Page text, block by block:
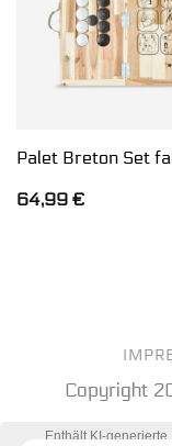
Palet Breton Set
64,99 €
Copyright